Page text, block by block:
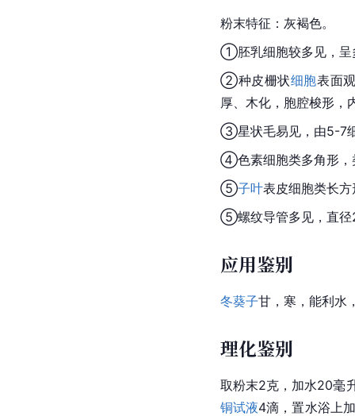
粉末特征：灰褐色。
①胚乳细胞较多见，呈
②种皮栅状细胞表面
厚、木化，胞腔梭形，
③星状毛易见，由5-7
④色素细胞类多角形
⑤子叶表皮细胞类长
⑤螺纹导管多见，直径
应用鉴别
冬葵子甘，寒，能利水
理化鉴别
取粉末2克，加水20毫
铜试液4滴，置水浴上